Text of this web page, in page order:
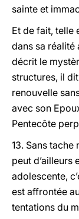
sainte et
Et de fait, telle
dans sa réalité
décrit le
structures, il
renouvelle
avec son
Pentecôte
13. Sans tache
peut d’ailleurs
adolescente,
est affrontée
tentations du